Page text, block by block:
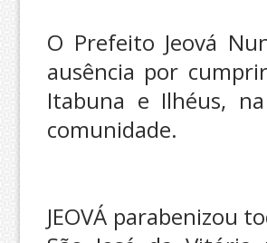
O Prefeito Jeová
ausência por
Itabuna e Ilhéus,
comunidade.
JEOVÁ parabenizou